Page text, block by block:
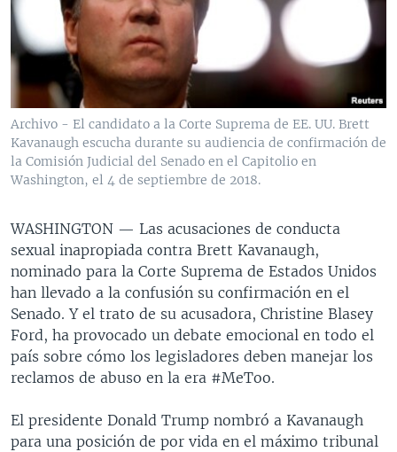
VENEZUELA
BRASIL
NICARAGUA
ECONOMÍA
ENTRETENIMIENTO Y CULTURA
TECNOLOGÍA
DEPORTES
CIENCIA Y SALUD
MULTIMEDIA
VIDEOS
FOTOGRAFÍA
AUDIOS
PROGRAMAS TV
EL MUNDO AL DÍA
FORO INTERAMERICANO
VISIÓN 360
LAS CLAVES
AVANCE INFORMATIVO
AUDIONOTICIAS
BUENOS DÍAS AMÉRICA
EL MUNDO AL DÍA [RADIO]
FORO [RADIO]
DEPORTIVO INTERNACIONAL
NOTA ECONÓMICA
ENTRETENIMIENTO
DIRECT
DOCUMENTALES DE LA VOA
Learning English
SÍGANOS
Idiomas
Archivo - El candidato a la Corte Suprema de EE. UU. Brett
Kavanaugh escucha durante su audiencia de confirmación de
la Comisión Judicial del Senado en el Capitolio en
Washington, el 4 de septiembre de 2018.
WASHINGTON — Las acusaciones de conducta
sexual inapropiada contra Brett Kavanaugh,
nominado para la Corte Suprema de Estados Unidos
han llevado a la confusión su confirmación en el
Senado. Y el trato de su acusadora, Christine Blasey
Ford, ha provocado un debate emocional en todo el
país sobre cómo los legisladores deben manejar los
reclamos de abuso en la era #MeToo.
El presidente Donald Trump nombró a Kavanaugh
para una posición de por vida en el máximo tribunal